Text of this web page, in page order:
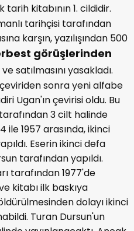
tarih kitabının 1. cildidir.
tarihçisi tarafından
karşın, yazılışından 500
görüşlerinden
satılmasını yasakladı.
çeviriden sonra yeni alfabe
Ugan'ın çevirisi oldu. Bu
3 cilt halinde
ile 1957 arasında, ikinci
Eserin ikinci defa
tarafından yapıldı.
tarafından 1977'de
kitabı ilk baskıya
dolayı ikinci
Turan Dursun'un